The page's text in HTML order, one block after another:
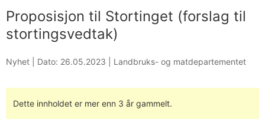
Proposisjon til Stortinget (forslag til
stortingsvedtak)
Nyhet | Dato: 26.05.2023 Landbruks- og matdepartementet
Dette innholdet er mer enn 3 år gammelt.